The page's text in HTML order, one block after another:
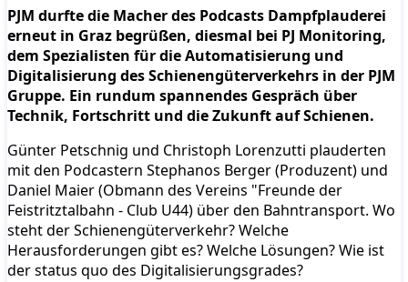
PJM durfte die Macher des Podcasts Dampfplauderei
erneut in Graz begrüßen, diesmal bei PJ Monitoring,
dem Spezialisten für die Automatisierung und
Digitalisierung des Schienengüterverkehrs in der PJM
Gruppe. Ein rundum spannendes Gespräch über
Technik, Fortschritt und die Zukunft auf Schienen.
Günter Petschnig und Christoph Lorenzutti plauderten
mit den Podcastern Stephanos Berger (Produzent) und
Daniel Maier (Obmann des Vereins "Freunde der
Feistritztalbahn - Club U44) über den Bahntransport. Wo
steht der Schienengüterverkehr? Welche
Herausforderungen gibt es? Welche Lösungen? Wie ist
der status quo des Digitalisierungsgrades?